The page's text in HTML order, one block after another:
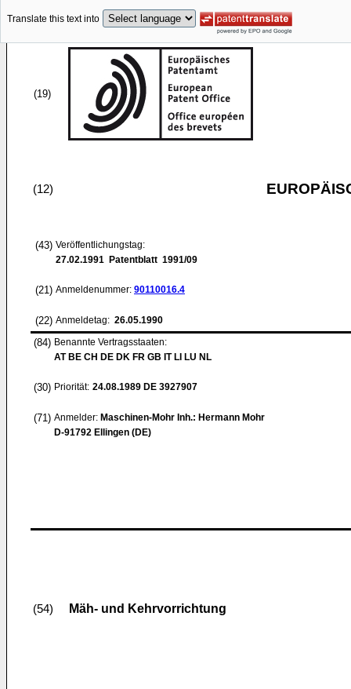
Translate this text into
(19)
(12)
(43) Veröffentlichungstag:
27.02.1991 Patentblatt 1991/09
(21) Anmeldenummer: 90110016.4
(22) Anmeldetag: 26.05.1990
(84) Benannte Vertragsstaaten:
AT BE CH DE DK FR GB IT LI LU NL
(30) Priorität: 24.08.1989 DE 3927907
(71) Anmelder: Maschinen-Mohr Inh.: Hermann Mohr
D-91792 Ellingen (DE)
(54) Mäh- und Kehrvorrichtung